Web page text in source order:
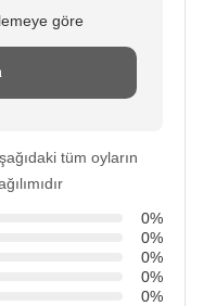
göre
tüm oyların
0%
0%
0%
0%
0%